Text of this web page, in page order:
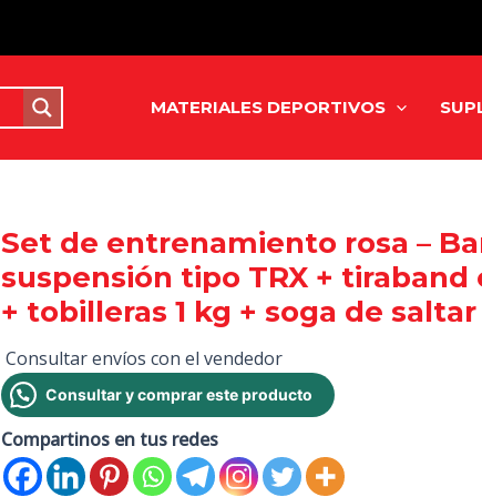
MATERIALES DEPORTIVOS
Set de entrenamiento rosa –
suspensión tipo TRX + tiraband
+ tobilleras 1 kg + soga de saltar
Consultar envíos con el vendedor
Consultar y comprar este producto
Compartinos en tus redes